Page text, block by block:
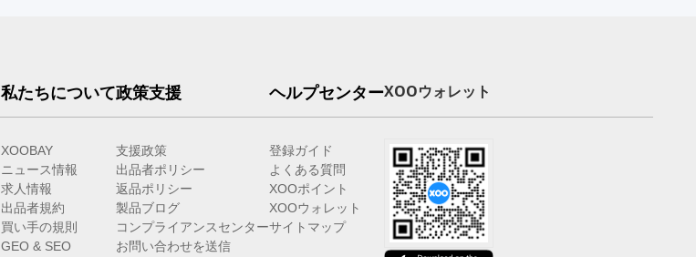
私たちについて
XOOBAY
ニュース情報
求人情報
出品者規約
買い手の規則
GEO & SEO
政策支援
支援政策
出品者ポリシー
返品ポリシー
製品ブログ
コンプライアンスセンター
お問い合わせを送信
ヘルプセンター
登録ガイド
よくある質問
XOOポイント
XOOウォレット
サイトマップ
XOOウォレット